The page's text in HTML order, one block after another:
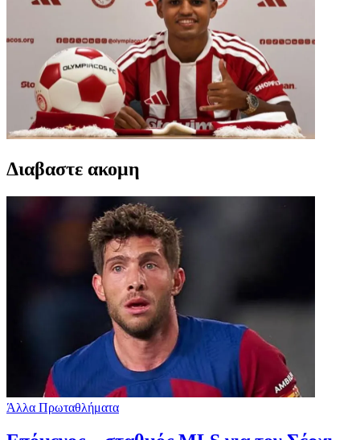
Διαβαστε ακομη
Άλλα Πρωταθλήματα